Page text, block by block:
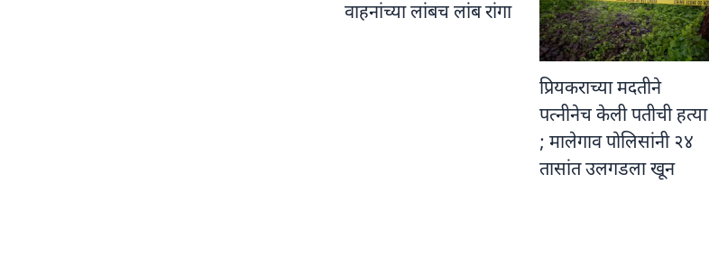
वाहनांच्या लांबच लांब रांगा
प्रियकराच्या मदतीने
पत्नीनेच केली पतीची हत्या
; मालेगाव पोलिसांनी २४
तासांत उलगडला खून